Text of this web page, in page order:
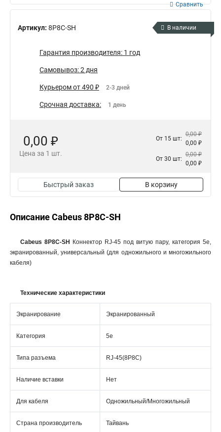
Артикул: 8P8C-SH
Сравнить
В наличии
Гарантия производителя: 1 год
Самовывоз: 2 дня
Курьером от 490 ₽ 2-3 дней
Срочная доставка: 1 день
0,00 ₽
Цена за 1 шт.
От 15 шт:
0,00 ₽
0,00 ₽
От 30 шт:
0,00 ₽
0,00 ₽
Быстрый заказ В корзину
Описание Cabeus 8P8C-SH
Cabeus 8P8C-SH
Коннектор RJ-45 под витую пару, категория 5e,
экранированный, универсальный (для одножильного и многожильного
кабеля)
Технические характеристики
Экранирование Экранированный
Категория 5e
Типа разъема RJ-45(8P8C)
Наличие вставки Нет
Для кабеля Одножильный/Многожильный
Страна производитель Тайвань